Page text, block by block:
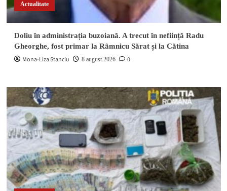
Actualitate
Doliu în administrația buzoiană. A trecut în neființă Radu
Gheorghe, fost primar la Râmnicu Sărat și la Cătina
Mona-Liza Stanciu 8 august 2026 0